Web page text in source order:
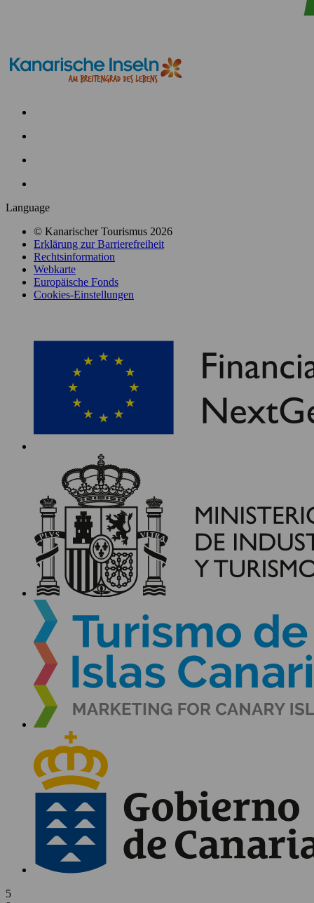
Menú
Footer
Palma
Language
Menú
Legal
Footer
© Kanarischer Tourismus 2026
Erklärung zur Barrierefreiheit
Rechtsinformation
Webkarte
Europäische Fonds
Cookies-Einstellungen
Footer
5